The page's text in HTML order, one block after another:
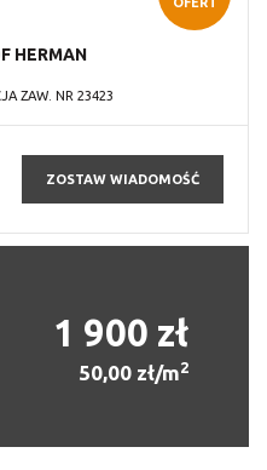
HERMAN
ZAW. NR 23423
ZOSTAW WIADOMOŚĆ
1 900 zł
50,00 zł/m2